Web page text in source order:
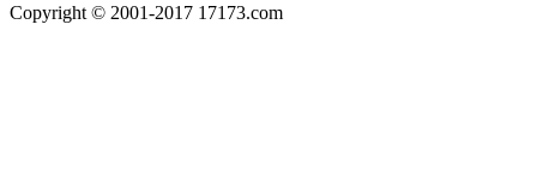
Copyright © 2001-2017 17173.com